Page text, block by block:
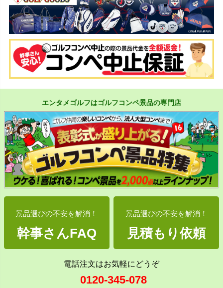
エンタメゴルフはゴルフコンペ景品の専門店
景品選びの不安を解消！
幹事さんFAQ
景品選びの不安を解消！
見積もり依頼
電話注文はお気軽にどうぞ
0120-345-078